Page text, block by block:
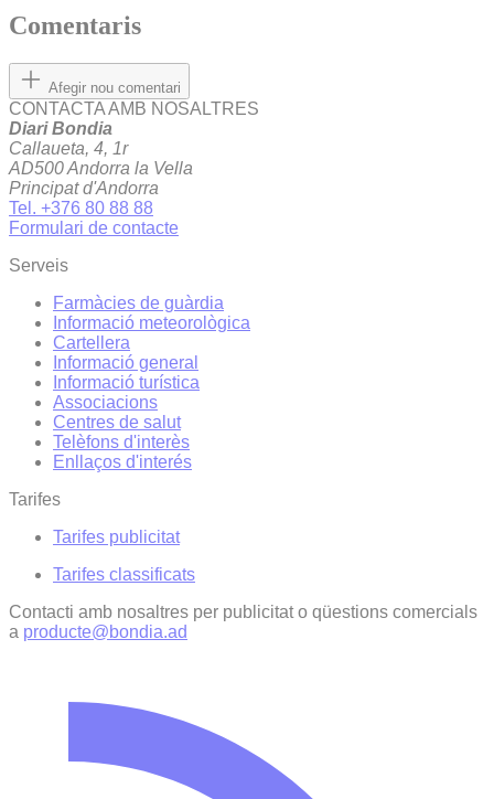
Comentaris
Afegir nou comentari
CONTACTA AMB NOSALTRES
Diari Bondia
Callaueta, 4, 1r
AD500 Andorra la Vella
Principat d'Andorra
Tel. +376 80 88 88
Formulari de contacte
Serveis
Farmàcies de guàrdia
Informació meteorològica
Cartellera
Informació general
Informació turística
Associacions
Centres de salut
Telèfons d'interès
Enllaços d'interés
Tarifes
Tarifes publicitat
Tarifes classificats
Contacti amb nosaltres per publicitat o qüestions comercials
a producte@bondia.ad